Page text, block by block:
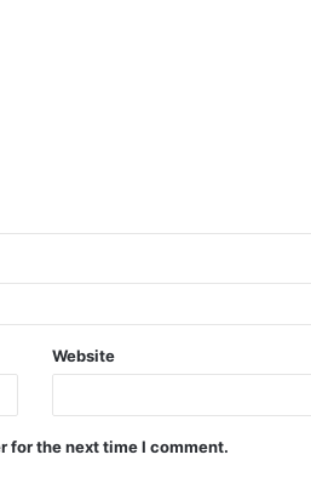
Website
for the next time I comment.